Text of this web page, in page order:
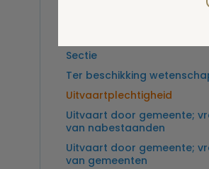
Sectie
Ter beschikking
Uitvaartplechtigheid
Uitvaart door gemeente;
van nabestaanden
Uitvaart door gemeente;
van gemeenten